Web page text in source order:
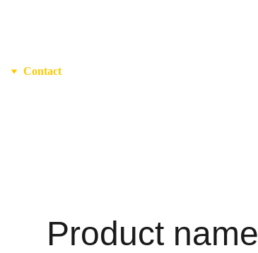
Contact
Product name